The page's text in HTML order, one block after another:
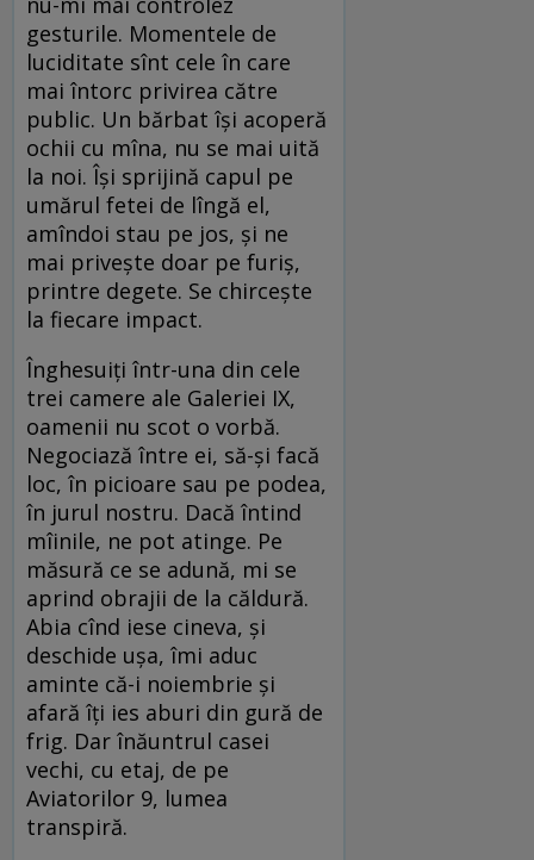
gesturile. Momentele de
luciditate sînt cele în care
mai întorc privirea către
public. Un bărbat își acoperă
ochii cu mîna, nu se mai uită
la noi. Își sprijină capul pe
umărul fetei de lîngă el,
amîndoi stau pe jos, și ne
mai privește doar pe furiș,
printre degete. Se chircește
la fiecare impact.
Înghesuiți într-una din cele
trei camere ale Galeriei IX,
oamenii nu scot o vorbă.
Negociază între ei, să-și facă
loc, în picioare sau pe podea,
în jurul nostru. Dacă întind
mîinile, ne pot atinge. Pe
măsură ce se adună, mi se
aprind obrajii de la căldură.
Abia cînd iese cineva, și
deschide ușa, îmi aduc
aminte că-i noiembrie și
afară îți ies aburi din gură de
frig. Dar înăuntrul casei
vechi, cu etaj, de pe
Aviatorilor 9, lumea
transpiră.